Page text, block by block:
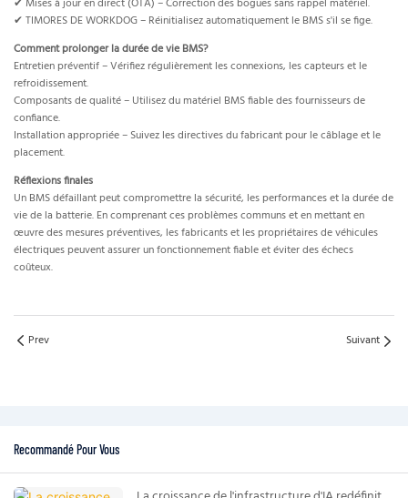
✔ Mises à jour en direct (OTA) – Correction des bogues sans rappel matériel.
✔ TIMORES DE WORKDOG – Réinitialisez automatiquement le BMS s'il se fige.
Comment prolonger la durée de vie BMS?
Entretien préventif – Vérifiez régulièrement les connexions, les capteurs et le
refroidissement.
Composants de qualité – Utilisez du matériel BMS fiable des fournisseurs de
confiance.
Installation appropriée – Suivez les directives du fabricant pour le câblage et le
placement.
Réflexions finales
Un BMS défaillant peut compromettre la sécurité, les performances et la durée de
vie de la batterie. En comprenant ces problèmes communs et en mettant en
œuvre des mesures préventives, les fabricants et les propriétaires de véhicules
électriques peuvent assurer un fonctionnement fiable et éviter des échecs
coûteux.
Prev Suivant
Recommandé Pour Vous